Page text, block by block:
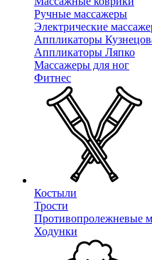
Ручные массажеры
Электрические
Аппликаторы
Аппликаторы Ляпко
Массажеры для ног
Фитнес
Костыли
Трости
Противопролежневые
Ходунки